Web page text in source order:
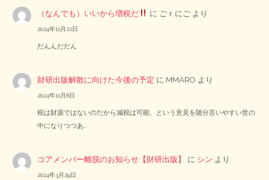
（なんでも）いいから増税だ に ごｒにご より
2024年11月22日
だんんだだん
財研出版解散に向けた今後の予定 に MMARO より
2024年11月8日
税は財源ではないのだから減税は可能、という意見を随分言いやすい世の
中になりつつあ…
コアメンバー離脱のお知らせ【財研出版】 に シン より
2024年3月29日